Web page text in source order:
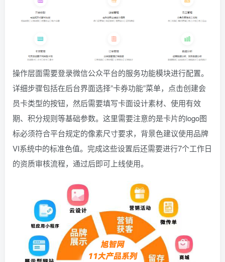
操作层面需要登录微信公众平台的服务功能模块进行配置。
详细步骤包括在后台界面选择”卡券功能”菜单，点击创建会
员卡类型的按钮，然后需要填写卡面设计素材、使用有效
期、积分规则等基础参数。这里需要注意的是卡片的logo图
标必须符合平台规定的像素尺寸要求，背景色建议使用品牌
VI系统中的标准色值。完成这些设置后还需要进行7个工作日
的资质审核流程，通过后即可上线使用。